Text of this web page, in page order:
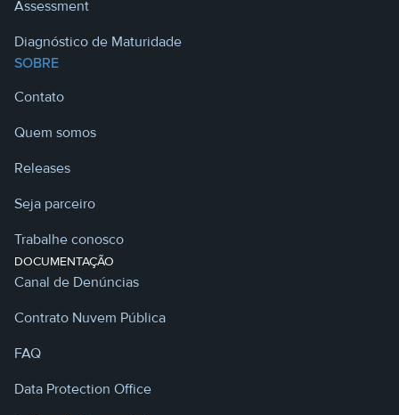
Assessment
Diagnóstico de Maturidade
SOBRE
Contato
Quem somos
Releases
Seja parceiro
Trabalhe conosco
DOCUMENTAÇÃO
Canal de Denúncias
Contrato Nuvem Pública
FAQ
Data Protection Office